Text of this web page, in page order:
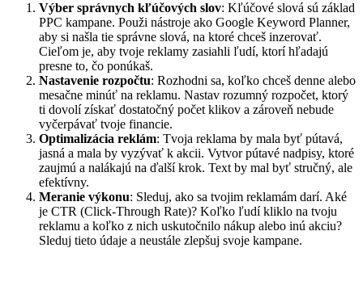
Výber správnych kľúčových slov: Kľúčové slová sú základ
PPC kampane. Použi nástroje ako Google Keyword Planner,
aby si našla tie správne slová, na ktoré chceš inzerovať.
Cieľom je, aby tvoje reklamy zasiahli ľudí, ktorí hľadajú
presne to, čo ponúkaš.
Nastavenie rozpočtu: Rozhodni sa, koľko chceš denne alebo
mesačne minúť na reklamu. Nastav rozumný rozpočet, ktorý
ti dovolí získať dostatočný počet klikov a zároveň nebude
vyčerpávať tvoje financie.
Optimalizácia reklám: Tvoja reklama by mala byť pútavá,
jasná a mala by vyzývať k akcii. Vytvor pútavé nadpisy, ktoré
zaujmú a nalákajú na ďalší krok. Text by mal byť stručný, ale
efektívny.
Meranie výkonu: Sleduj, ako sa tvojim reklamám darí. Aké
je CTR (Click-Through Rate)? Koľko ľudí kliklo na tvoju
reklamu a koľko z nich uskutočnilo nákup alebo inú akciu?
Sleduj tieto údaje a neustále zlepšuj svoje kampane.